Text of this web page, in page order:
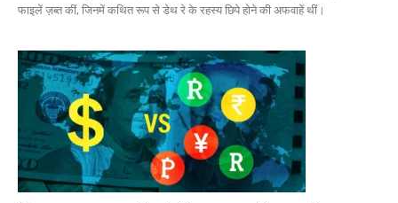
फाइलें ज़ब्त कीं, जिनमें कथित रूप से डेथ रे के रहस्य छिपे होने की अफवाहें थीं।